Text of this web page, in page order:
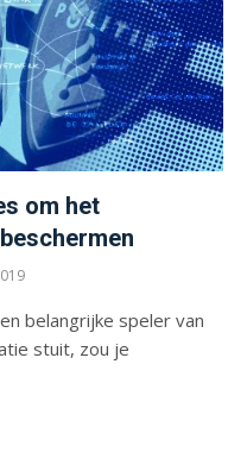
om het
belangrijke speler van
stuit, zou je